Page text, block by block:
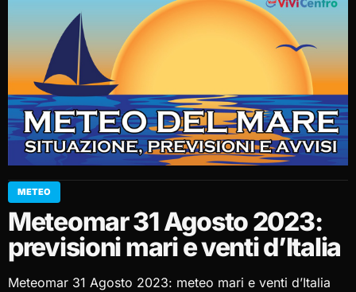
METEO
Meteomar 31 Agosto 2023:
previsioni mari e venti d’Italia
Meteomar 31 Agosto 2023: meteo mari e venti d’Italia